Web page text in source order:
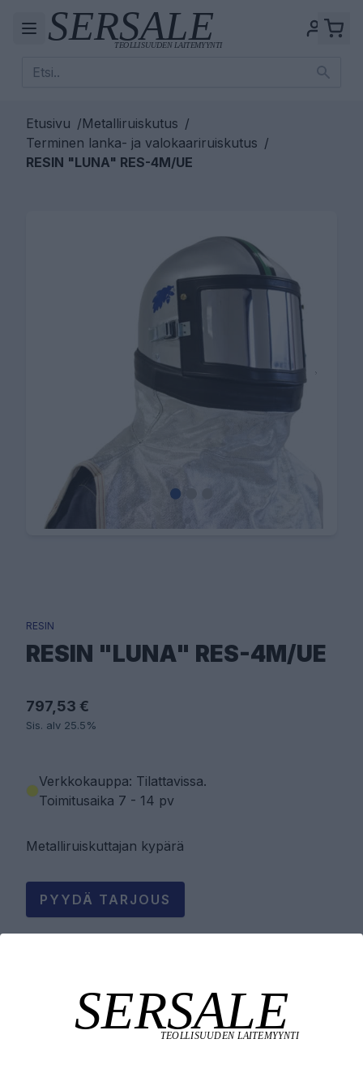
Etusivu /Metalliruiskutus /
Terminen lanka- ja valokaariruiskutus /
RESIN "LUNA" RES-4M/UE
RESIN
RESIN "LUNA" RES-4M/UE
797,53 €
Sis. alv 25.5%
Verkkokauppa: Tilattavissa.
Toimitusaika 7 - 14 pv
Metalliruiskuttajan kypärä
PYYDÄ TARJOUS